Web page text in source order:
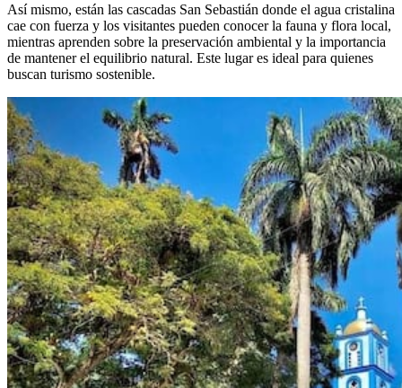
Así mismo, están las cascadas San Sebastián donde el agua cristalina
cae con fuerza y los visitantes pueden conocer la fauna y flora local,
mientras aprenden sobre la preservación ambiental y la importancia
de mantener el equilibrio natural. Este lugar es ideal para quienes
buscan turismo sostenible.